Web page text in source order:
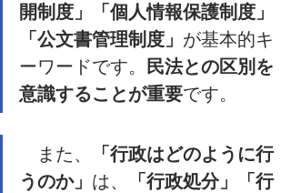
開制度」「個人情報保護制度」
「公文書管理制度」 が基本的キ
ーワードです。 民法との区別を
意識することが重要です。
また、
「行政はどのように行
うのか」 は、
「行政処分」「行